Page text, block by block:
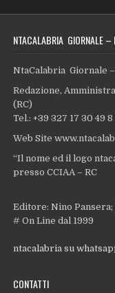
NTACALABRIA GIORNALE
NtaCalabria Giornale –
Redazione,
(RC)
Tel.: +39 327 17 30 49 8
Web Site
“Il nome ed il logo
presso CCIAA – RC
Editore: Nino
# On Line dal 1999
ntacalabria su
CONTATTI